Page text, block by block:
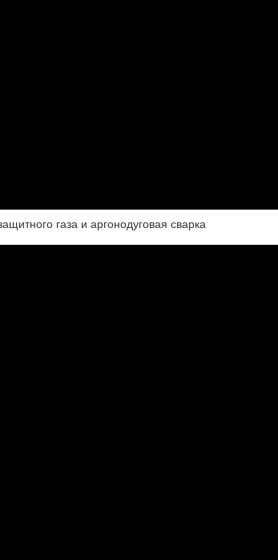
газа и аргонодуговая сварка